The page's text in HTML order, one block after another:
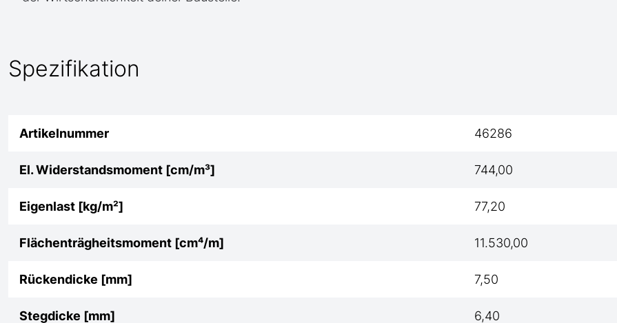
Spezifikation
Artikelnummer 46286
El. Widerstandsmoment [cm/m³] 744,00
Eigenlast [kg/m²] 77,20
Flächenträgheitsmoment [cm⁴/m] 11.530,00
Rückendicke [mm] 7,50
Stegdicke [mm] 6,40